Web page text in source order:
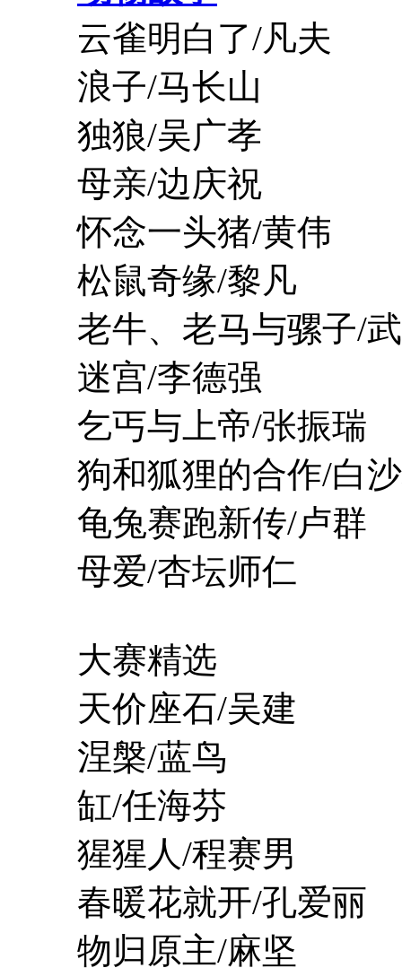
云雀明白了/凡夫
浪子/马长山
独狼/吴广孝
母亲/边庆祝
怀念一头猪/黄伟
松鼠奇缘/黎凡
老牛、老马与骡子/
迷宫/李德强
乞丐与上帝/张振瑞
狗和狐狸的合作/白
龟兔赛跑新传/卢群
母爱/杏坛师仁
大赛精选
天价座石/吴建
涅槃/蓝鸟
缸/任海芬
猩猩人/程赛男
春暖花就开/孔爱丽
物归原主/麻坚